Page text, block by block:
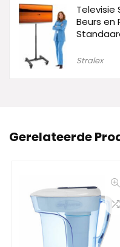
Televisie
Beurs en
Stralex
Gerelateerde